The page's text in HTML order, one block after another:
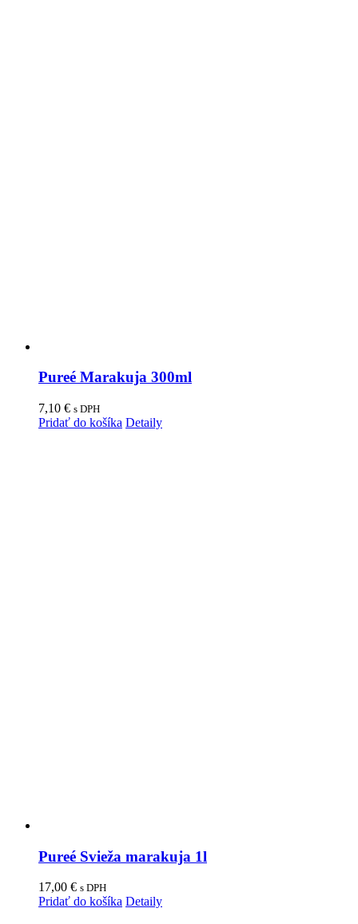
Pureé Marakuja 300ml
7,10 € s DPH
Pridať do košíka Detaily
Pureé Svieža marakuja 1l
17,00 € s DPH
Pridať do košíka Detaily